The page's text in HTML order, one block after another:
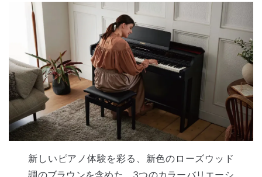
新しいピアノ体験を彩る、新色のローズウッド
調のブラウンを含めた、3つのカラーバリエーシ